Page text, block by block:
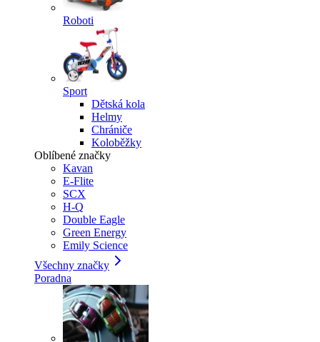
Roboti
Sport
Dětská kola
Helmy
Chrániče
Koloběžky
Oblíbené značky
Kavan
E-Flite
SCX
H-Q
Double Eagle
Green Energy
Emily Science
Všechny značky
Poradna